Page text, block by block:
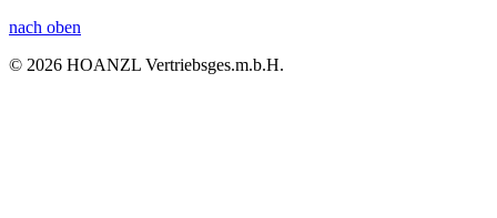
nach oben
© 2026 HOANZL Vertriebsges.m.b.H.